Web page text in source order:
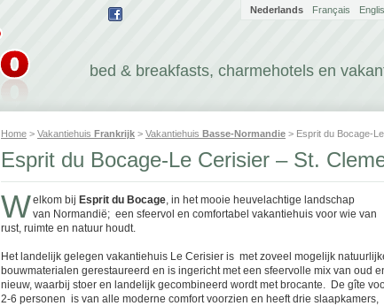
bed & breakfasts, charmehotels en
Nederlands Français
Home > Vakantiehuis Frankrijk > Vakantiehuis Basse-Normandie > Esprit du Bocage-
Esprit du Bocage-Le Cerisier – St.
Welkom bij Esprit du Bocage, in het mooie heuvelachtige landschap
van Normandië; een sfeervol en comfortabel vakantiehuis voor wie van
rust, ruimte en natuur houdt.
Het landelijk gelegen vakantiehuis Le Cerisier is met zoveel mogelijk
bouwmaterialen gerestaureerd en is ingericht met een sfeervolle mix van oud
nieuw, waarbij stoer en landelijk gecombineerd wordt met brocante. De gîte
2-6 personen is van alle moderne comfort voorzien en heeft drie slaapkamers,